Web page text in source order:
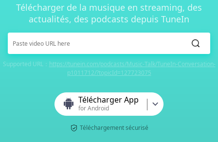
Télécharger de la musique en streaming, des
actualités, des podcasts depuis TuneIn
Supported URL： https://tunein.com/podcasts/Music-Talk/TuneIn-Conversation-
p1011712/?topicId=127723075
Télécharger App
for Android
Téléchargement sécurisé